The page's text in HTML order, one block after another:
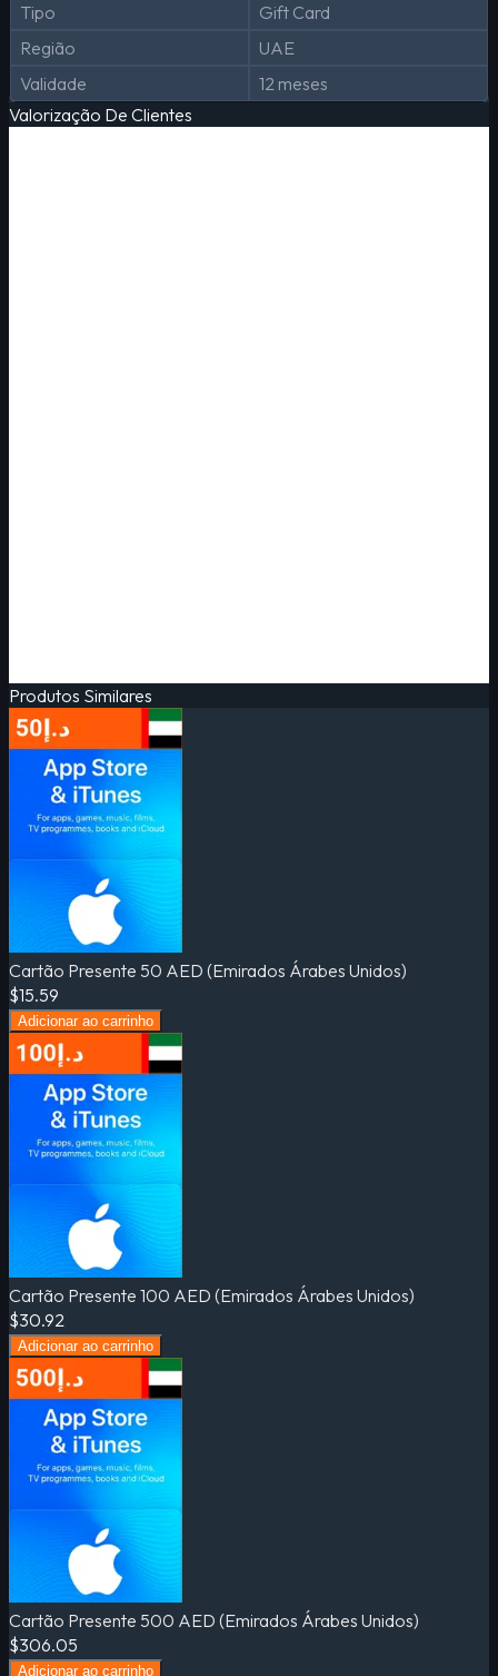
Tipo
Gift Card
Região
UAE
Validade
12 meses
Valorização De Clientes
Produtos Similares
Cartão Presente 50 AED (Emirados Árabes Unidos)
$15.59
Adicionar ao carrinho
Cartão Presente 100 AED (Emirados Árabes Unidos)
$30.92
Adicionar ao carrinho
Cartão Presente 500 AED (Emirados Árabes Unidos)
$306.05
Adicionar ao carrinho